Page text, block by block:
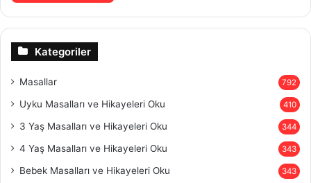
Kategoriler
Masallar 792
Uyku Masalları ve Hikayeleri Oku 410
3 Yaş Masalları ve Hikayeleri Oku 344
4 Yaş Masalları ve Hikayeleri Oku 343
Bebek Masalları ve Hikayeleri Oku 343